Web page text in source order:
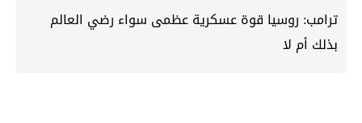
ترامب: روسيا قوة عسكرية عظمى سواء رضي العالم
بذلك أم لا